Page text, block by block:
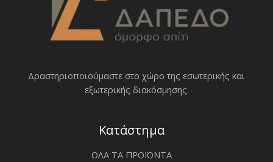
Δραστηριοποιoύμαστε στο χώρο της εσωτερικής και
εξωτερικής διακόσμησης.
Κατάστημα
ΟΛΑ ΤΑ ΠΡΟΪΟΝΤΑ